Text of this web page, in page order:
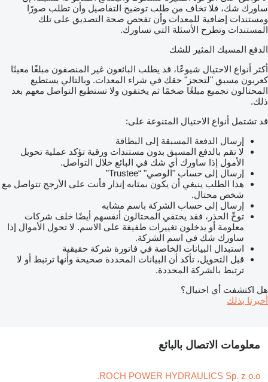
ساورك شك، فلا تخاف من طلب توضيح التفاصيل وأن تطلب صورًا
ومستندات إضافية للمعدات وأن تفحص صحة التصديق على تلك
المستندات وتطرح الأسئلة التي تساورك.
الدفع المسبك المثير للشك
أكثر أنواع الاحتيال شيوعًا، قد يطلب البائعون غير المنصفون مبلغًا معينًا
كعربون مسبق "لتحجز" حقك في شراء المعدات. وبالتالي يستطيع
المحتالون تجميع مبلغًا ضخمًا ثم يختفون ولا تستطيع التواصل معهم بعد
ذلك.
قد تشتمل أنواع الاحتيال المتنوعة على:
إرسال الدفعة المسبقة إلى البطاقة
لا تقم بالدفع المسبق بدون مستندات ورقية تؤكد عملية تحويل
الأمول إذا ساورك أي شك في البائع خلال التواصل.
إرسال إلى حساب "الوصي" “Trustee”
هذا الطلب ينبغي أن يكون بمثابه إنذار فأنت على الأرجح تتواصل مع
شخص محتال.
إرسال إلى حساب الشركة باسم مشابه
توخّ الحذر، فقد يختفي المحتالون أنفسهم أيضًا خلف شركات
معلومة أو يدخلون تغييرات طفيفة على الاسم. لا تحول الأموال إذا
ساورك شك في اسم الشركة.
استبدال البيانات الخاصة في فاتورة شركة حقيقية
قبل التحويل، تأكد أن البيانات المحددة صحيحة وأنها ترتبط أو لا
ترتبط بالشركة المحددة.
هل اكتشفت أي احتيال؟
أخبرنا بذلك
معلومات الاتصال بالبائع
ROCH POWER HYDRAULICS Sp. z o.o.